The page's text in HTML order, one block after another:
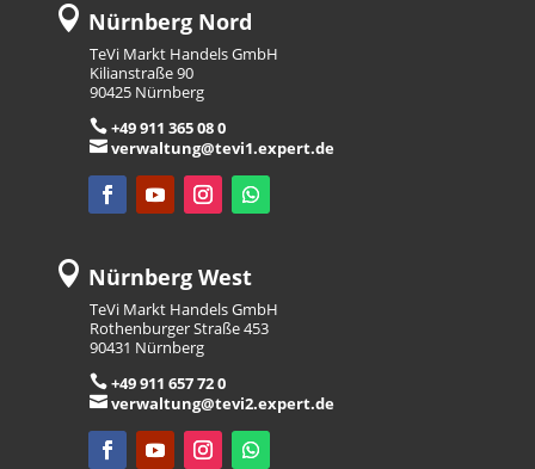
 Nürnberg Nord
TeVi Markt Handels GmbH
Kilianstraße 90
90425 Nürnberg
 +49 911 365 08 0
 verwaltung@tevi1.expert.de
 Nürnberg West
TeVi Markt Handels GmbH
Rothenburger Straße 453
90431 Nürnberg
 +49 911 657 72 0
 verwaltung@tevi2.expert.de